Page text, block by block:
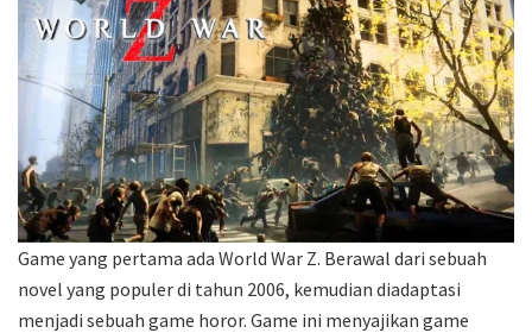
Game yang pertama ada World War Z. Berawal dari sebuah
novel yang populer di tahun 2006, kemudian diadaptasi
menjadi sebuah game horor. Game ini menyajikan game